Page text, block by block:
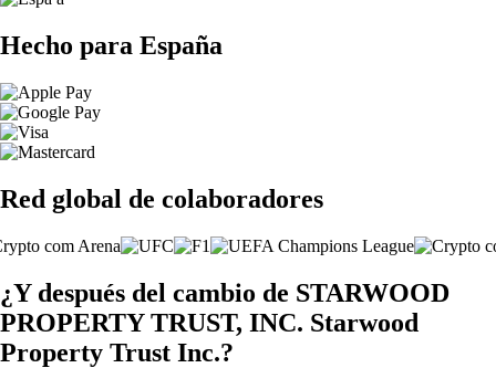
Hecho para España
Red global de colaboradores
¿Y después del cambio de STARWOOD
PROPERTY TRUST, INC. Starwood
Property Trust Inc.?